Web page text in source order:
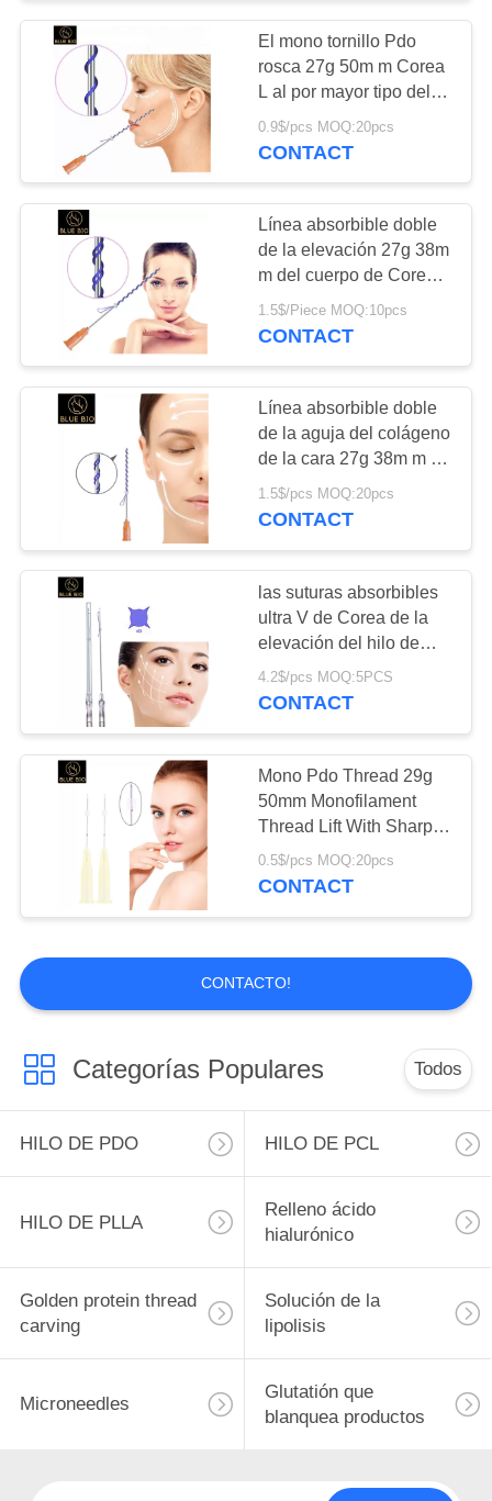
polvo del pllla
3
Maquillaje
2
productos para el
cuidado de la piel
Sutura médica
3
tubo de recogida de
sangre
El mono tornillo Pdo
rosca 27g 50m m Corea
L al por mayor tipo del
cuidado de piel de la
aguja médico
0.9$/pcs MOQ:20pcs
CONTACT
Línea absorbible doble
de la elevación 27g 38m
m del cuerpo de Corea
de la certificación del Ce
del tornillo del hilo de
1.5$/Piece MOQ:10pcs
CONTACT
Línea absorbible doble
de la aguja del colágeno
de la cara 27g 38m m de
la elevación del hilo de
Pdo del tornillo
1.5$/pcs MOQ:20pcs
CONTACT
las suturas absorbibles
ultra V de Corea de la
elevación del hilo de
Pdo del diente 4d que
levanta pelan el ajuste
4.2$/pcs MOQ:5PCS
CONTACT
Mono Pdo Thread 29g
50mm Monofilament
Thread Lift With Sharp
Needle Cannula
0.5$/pcs MOQ:20pcs
CONTACT
CONTACTO!
Categorías Populares Todos
HILO DE PDO HILO DE PCL
HILO DE PLLA
Relleno ácido
hialurónico
Golden protein thread
carving
Solución de la
lipolisis
Microneedles
Glutatión que
blanquea productos